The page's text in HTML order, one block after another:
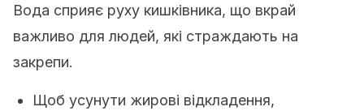
Вода сприяє руху кишківника, що вкрай
важливо для людей, які страждають на
закрепи.
Щоб усунути жирові відкладення,